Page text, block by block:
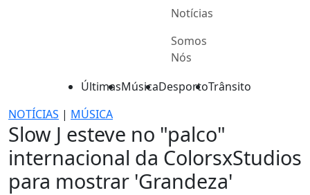
Notícias
Somos
Nós
ÚltimasMúsicaDesportoTrânsito
NOTÍCIAS | MÚSICA
Slow J esteve no "palco"
internacional da ColorsxStudios
para mostrar 'Grandeza'